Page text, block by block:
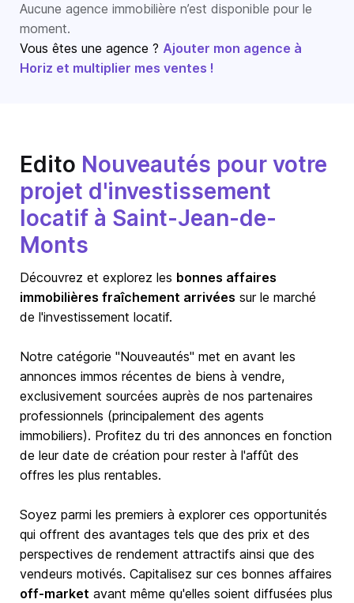
Aucune agence immobilière n’est disponible pour le
moment.
Vous êtes une agence ? Ajouter mon agence à
Horiz et multiplier mes ventes !
Edito Nouveautés pour votre
projet d'investissement
locatif à Saint-Jean-de-
Monts
Découvrez et explorez les bonnes affaires
immobilières fraîchement arrivées sur le marché
de l'investissement locatif.
Notre catégorie "Nouveautés" met en avant les
annonces immos récentes de biens à vendre,
exclusivement sourcées auprès de nos partenaires
professionnels (principalement des agents
immobiliers). Profitez du tri des annonces en fonction
de leur date de création pour rester à l'affût des
offres les plus rentables.
Soyez parmi les premiers à explorer ces opportunités
qui offrent des avantages tels que des prix et des
perspectives de rendement attractifs ainsi que des
vendeurs motivés. Capitalisez sur ces bonnes affaires
off-market avant même qu'elles soient diffusées plus